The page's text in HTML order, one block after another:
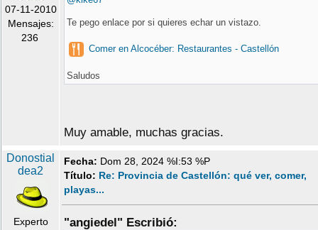
07-11-2010
Mensajes:
236
Te pego enlace por si quieres echar un vistazo.
Comer en Alcocéber: Restaurantes - Castellón
Saludos
Muy amable, muchas gracias.
Donostial
dea2
Experto
Fecha: Dom 28, 2024 %I:53 %P
Título: Re: Provincia de Castellón: qué ver, comer,
playas...
"angiedel" Escribió: